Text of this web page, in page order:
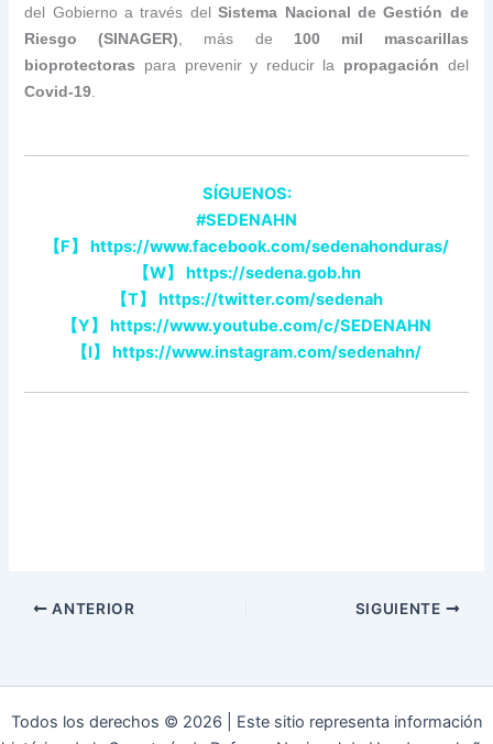
del Gobierno a través delSistema Nacional de Gestión de
Riesgo (SINAGER) , más de 100 mil mascarillas
bioprotectoras para prevenir y reducir la propagación del
Covid-19
SÍGUENOS:
#SEDENAHN
【F】
https://www.facebook.com/sedenahonduras/
【W】
https://sedena.gob.hn
【T】
https://twitter.com/sedenah
【Y】
https://www.youtube.com/c/SEDENAHN
【I】 https://www.instagram.com/sedenahn/
ANTERIOR SIGUIENTE
Todos los derechos © 2026 | Este sitio representa información